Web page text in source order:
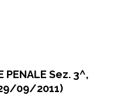
PENALE Sez. 3^,
09/2011)